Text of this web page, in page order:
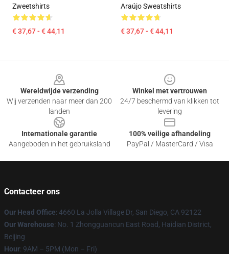
Zweetshirts
€ 37,67 - € 44,11
Araújo Sweatshirts
€ 37,67 - € 44,11
Wereldwijde verzending
Wij verzenden naar meer dan 200
landen
Winkel met vertrouwen
24/7 beschermd van klikken tot
levering
Internationale garantie
Aangeboden in het gebruiksland
100% veilige afhandeling
PayPal / MasterCard / Visa
Contacteer ons
Our Head Office: 4660 La Jolla Village Dr, San Diego, CA 92122
Our Warehouse: No. 1 Zhongguancun East Road, Haidian District,
Beijing
Hour: 9AM – 5PM (Mon – Fri)